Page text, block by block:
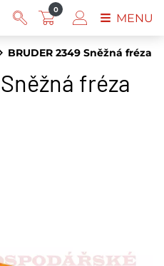
BRUDER 2349 Sněžná fréza
fréza
0
MENU